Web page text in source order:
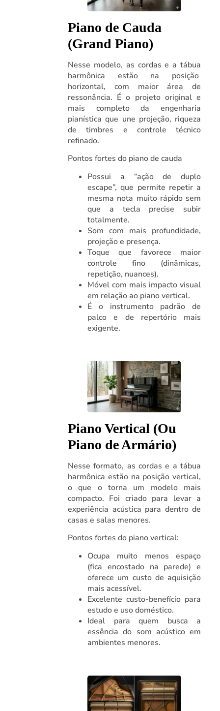
Piano de Cauda
(Grand Piano)
Nesse modelo, as cordas e a tábua
harmônica estão na posição
horizontal, com maior área de
ressonância. É o projeto original e
mais completo da engenharia
pianística que une projeção, riqueza
de timbres e controle técnico
refinado.
Pontos fortes do piano de cauda
Possui a “ação de duplo
escape”, que permite repetir a
mesma nota muito rápido sem
que a tecla precise subir
totalmente.
Som com mais profundidade,
projeção e presença.
Toque que favorece maior
controle fino (dinâmicas,
repetição, nuances).
Móvel com mais impacto visual
em relação ao piano vertical.
É o instrumento padrão de
palco e de repertório mais
exigente.
Piano Vertical (Ou
Piano de Armário)
Nesse formato, as cordas e a tábua
harmônica estão na posição vertical,
o que o torna um modelo mais
compacto. Foi criado para levar a
experiência acústica para dentro de
casas e salas menores.
Pontos fortes do piano vertical:
Ocupa muito menos espaço
(fica encostado na parede) e
oferece um custo de aquisição
mais acessível.
Excelente custo-benefício para
estudo e uso doméstico.
Ideal para quem busca a
essência do som acústico em
ambientes menores.